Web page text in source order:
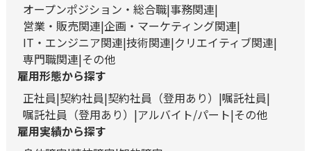
オープンポジション・総合職 事務関連
営業・販売関連 企画・マーケティング関連
IT・エンジニア関連 技術関連 クリエイティブ関連
専門職関連 その他
雇用形態から探す
正社員 契約社員 契約社員（登用あり）
嘱託社員
嘱託社員（登用あり）
アルバイト/パート その他
雇用実績から探す